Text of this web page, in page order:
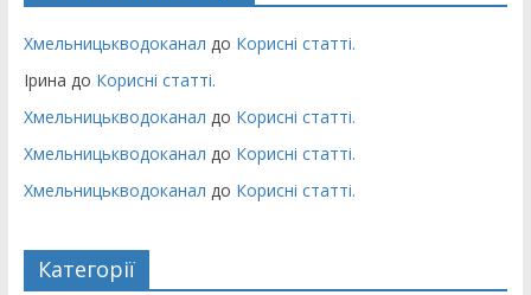
Хмельницькводоканал до Корисні статті.
Ірина до Корисні статті.
Хмельницькводоканал до Корисні статті.
Хмельницькводоканал до Корисні статті.
Хмельницькводоканал до Корисні статті.
Категорії